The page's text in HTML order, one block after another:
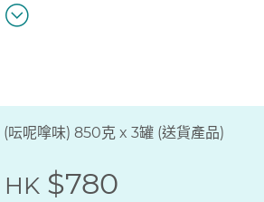
呍呢嗱味) 850克 x 3罐 (送貨產品)
HK $780